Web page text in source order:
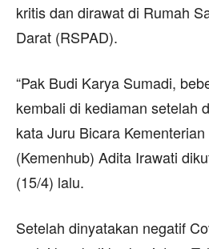
kritis dan dirawat di Rumah
Darat (RSPAD).
“Pak Budi Karya Sumadi,
kembali di kediaman setelah
kata Juru Bicara
(Kemenhub) Adita Irawati
(15/4) lalu.
Setelah dinyatakan negatif